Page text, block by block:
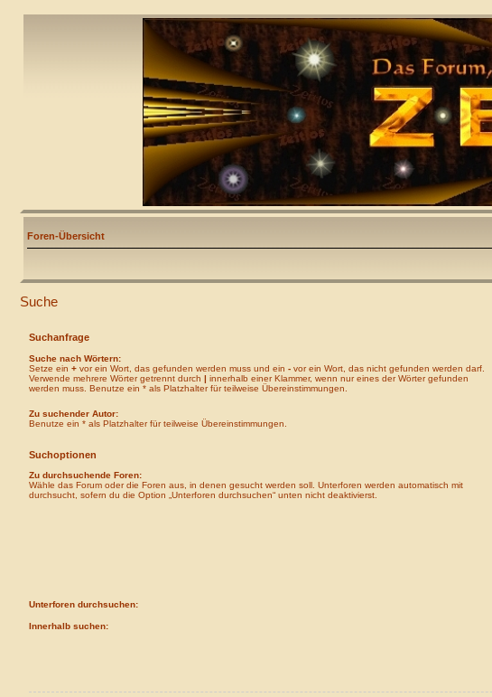
Foren-Übersicht
Suche
Suchanfrage
Suche nach Wörtern:
Setze ein + vor ein Wort, das gefunden werden muss und ein - vor ein Wort, das nicht gefunden werden darf.
Verwende mehrere Wörter getrennt durch | innerhalb einer Klammer, wenn nur eines der Wörter gefunden
werden muss. Benutze ein * als Platzhalter für teilweise Übereinstimmungen.
Zu suchender Autor:
Benutze ein * als Platzhalter für teilweise Übereinstimmungen.
Suchoptionen
Zu durchsuchende Foren:
Wähle das Forum oder die Foren aus, in denen gesucht werden soll. Unterforen werden automatisch mit
durchsucht, sofern du die Option „Unterforen durchsuchen“ unten nicht deaktivierst.
Unterforen durchsuchen:
Innerhalb suchen: